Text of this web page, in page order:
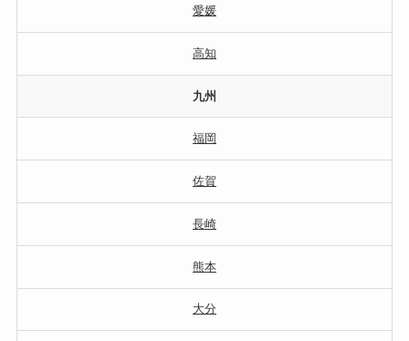
愛媛
高知
九州
福岡
佐賀
長崎
熊本
大分